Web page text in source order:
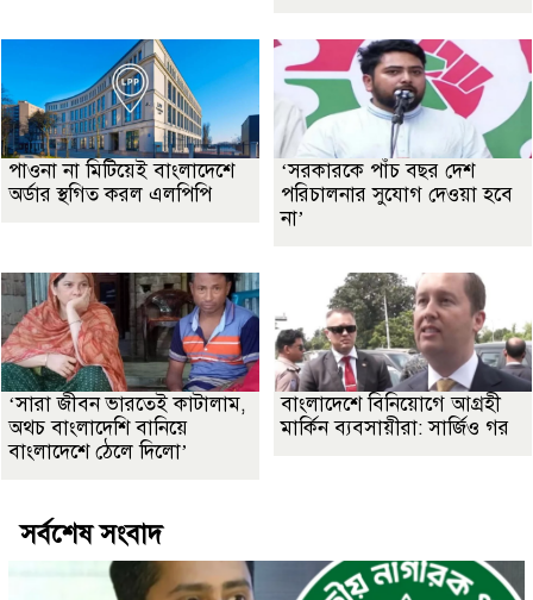
পাওনা না মিটিয়েই বাংলাদেশে
অর্ডার স্থগিত করল এলপিপি
‘সরকারকে পাঁচ বছর দেশ
পরিচালনার সুযোগ দেওয়া হবে
না’
‘সারা জীবন ভারতেই কাটালাম,
অথচ বাংলাদেশি বানিয়ে
বাংলাদেশে ঠেলে দিলো’
বাংলাদেশে বিনিয়োগে আগ্রহী
মার্কিন ব্যবসায়ীরা: সার্জিও গর
সর্বশেষ সংবাদ